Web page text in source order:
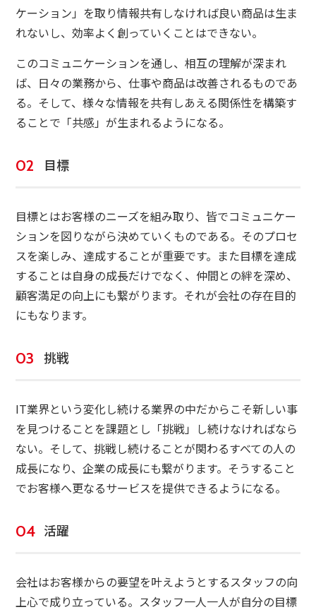
ケーション」を取り情報共有しなければ良い商品は生ま
れないし、効率よく創っていくことはできない。
このコミュニケーションを通し、相互の理解が深まれ
ば、日々の業務から、仕事や商品は改善されるものであ
る。そして、様々な情報を共有しあえる関係性を構築す
ることで「共感」が生まれるようになる。
目標
目標とはお客様のニーズを組み取り、皆でコミュニケー
ションを図りながら決めていくものである。そのプロセ
スを楽しみ、達成することが重要です。また目標を達成
することは自身の成長だけでなく、仲間との絆を深め、
顧客満足の向上にも繋がります。それが会社の存在目的
にもなります。
挑戦
IT業界という変化し続ける業界の中だからこそ新しい事
を見つけることを課題とし「挑戦」し続けなければなら
ない。そして、挑戦し続けることが関わるすべての人の
成長になり、企業の成長にも繋がります。そうすること
でお客様へ更なるサービスを提供できるようになる。
活躍
会社はお客様からの要望を叶えようとするスタッフの向
上心で成り立っている。スタッフ一人一人が自分の目標